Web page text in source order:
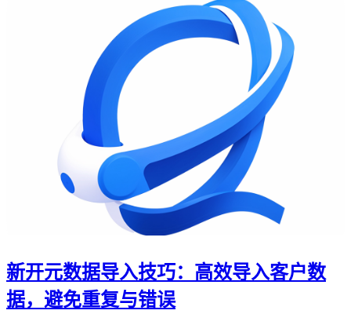
新开元数据导入技巧：高效导入客户数
据，避免重复与错误